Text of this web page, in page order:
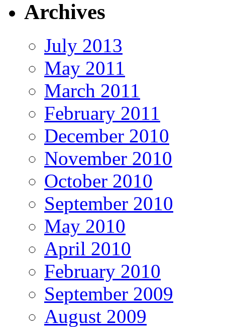
Archives
July 2013
May 2011
March 2011
February 2011
December 2010
November 2010
October 2010
September 2010
May 2010
April 2010
February 2010
September 2009
August 2009